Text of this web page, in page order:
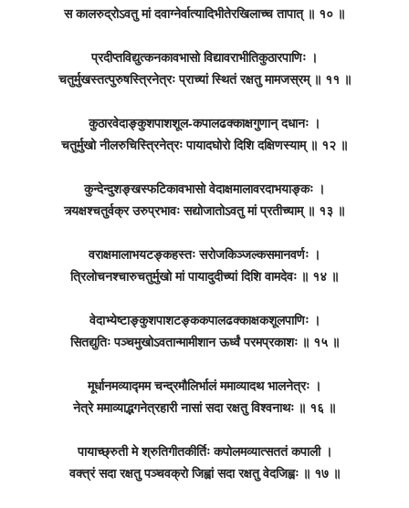
स कालरुद्रोऽवतु मां दवाग्नेर्वात्यादिभीतेरखिलाच्च तापात् ॥ १० ॥
प्रदीप्तविद्युत्कनकावभासो विद्यावराभीतिकुठारपाणिः ।
चतुर्मुखस्तत्पुरुषस्त्रिनेत्रः प्राच्यां स्थितं रक्षतु मामजस्रम् ॥ ११ ॥
कुठारवेदाङ्कुशपाशशूल-कपालढक्काक्षगुणान् दधानः ।
चतुर्मुखो नीलरुचिस्त्रिनेत्रः पायादघोरो दिशि दक्षिणस्याम् ॥ १२ ॥
कुन्देन्दुशङ्खस्फटिकावभासो वेदाक्षमालावरदाभयाङ्कः ।
त्र्यक्षश्चतुर्वक्र उरुप्रभावः सद्योजातोऽवतु मां प्रतीच्याम् ॥ १३ ॥
वराक्षमालाभयटङ्कहस्तः सरोजकिञ्जल्कसमानवर्णः ।
त्रिलोचनश्चारुचतुर्मुखो मां पायादुदीच्यां दिशि वामदेवः ॥ १४ ॥
वेदाभ्येष्टाङ्कुशपाशटङ्ककपालढक्काक्षकशूलपाणिः ।
सितद्युतिः पञ्चमुखोऽवतान्मामीशान ऊर्ध्वं परमप्रकाशः ॥ १५ ॥
मूर्धानमव्याद्मम चन्द्रमौलिर्भालं ममाव्यादथ भालनेत्रः ।
नेत्रे ममाव्याद्भगनेत्रहारी नासां सदा रक्षतु विश्वनाथः ॥ १६ ॥
पायाच्छ्रुती मे श्रुतिगीतकीर्तिः कपोलमव्यात्सततं कपाली ।
वक्त्रं सदा रक्षतु पञ्चवक्रो जिह्वां सदा रक्षतु वेदजिह्वः ॥ १७ ॥